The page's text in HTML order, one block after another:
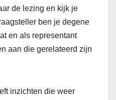
de lezing en kijk je
ben je degene
en als representant
aan die gerelateerd zijn
inzichten die weer